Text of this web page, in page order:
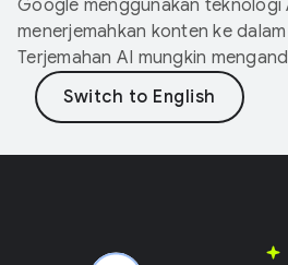
Google menggunakan teknologi
menerjemahkan konten ke
Terjemahan AI mungkin